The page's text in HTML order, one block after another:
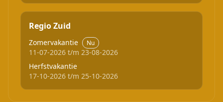
Regio Zuid
Zomervakantie Nu
11-07-2026 t/m 23-08-2026
Herfstvakantie
17-10-2026 t/m 25-10-2026